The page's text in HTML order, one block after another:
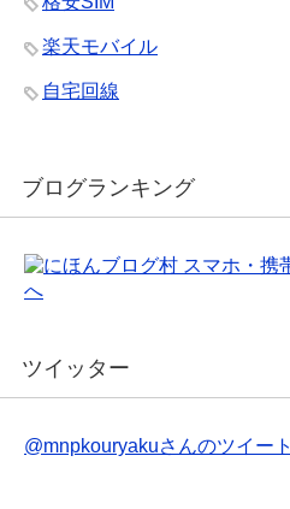
楽天モバイル
自宅回線
ブログランキング
ツイッター
@mnpkouryakuさんのツイート